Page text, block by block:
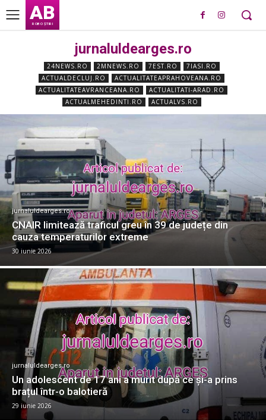
AB
ROBO ȘTIRI
jurnaluldearges.ro
24NEWS.RO 2MNEWS.RO 7EST.RO
7IASI.RO
ACTUALDECLUJ.RO
ACTUALITATEAPRAHOVEANA.RO
ACTUALITATEAVRANCEANA.RO
ACTUALITATI-ARAD.RO
ACTUALMEHEDINTI.RO
ACTUALVS.RO
jurnaluldearges.ro
CNAIR limitează traficul greu în 39 de județe din
cauza temperaturilor extreme
30 iunie 2026
jurnaluldearges.ro
Un adolescent de 17 ani a murit după ce și-a prins
brațul într-o balotieră
29 iunie 2026